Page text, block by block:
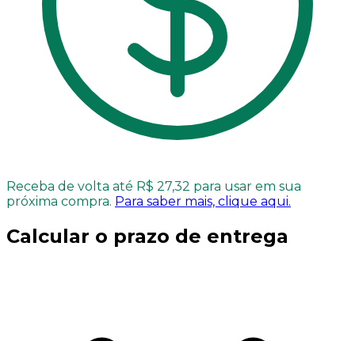
Receba de volta até R$ 27,32 para usar em sua
próxima compra. Para saber mais, clique aqui.
Calcular o prazo de entrega